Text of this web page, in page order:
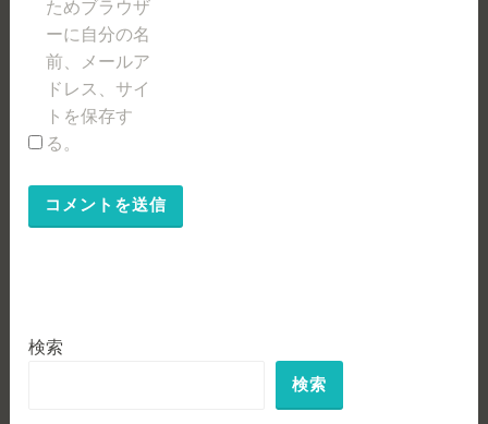
ためブラウザ
ーに自分の名
前、メールア
ドレス、サイ
トを保存す
る。
検索
検索